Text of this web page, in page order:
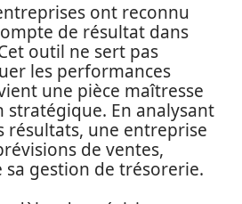
ont reconnu
de résultat dans
outil ne sert pas
les performances
une pièce maîtresse
stratégique. En analysant
résultats, une entreprise
de ventes,
sa gestion de trésorerie.